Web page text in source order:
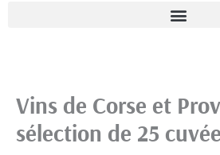
Vins de Corse et
sélection de 25